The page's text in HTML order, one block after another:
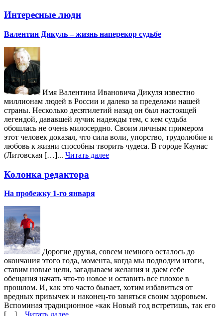
Интересные люди
Валентин Дикуль – жизнь наперекор судьбе
Имя Валентина Ивановича Дикуля известно
миллионам людей в России и далеко за пределами нашей
страны. Несколько десятилетий назад он был настоящей
легендой, дававшей лучик надежды тем, с кем судьба
обошлась не очень милосердно. Своим личным примером
этот человек доказал, что сила воли, упорство, трудолюбие и
любовь к жизни способны творить чудеса. В городе Каунас
(Литовская […]... Читать далее
Колонка редактора
На пробежку 1-го января
Дорогие друзья, совсем немного осталось до
окончания этого года, момента, когда мы подводим итоги,
ставим новые цели, загадываем желания и даем себе
обещания начать что-то новое и оставить все плохое в
прошлом. И, как это часто бывает, хотим избавиться от
вредных привычек и наконец-то заняться своим здоровьем.
Вспоминая традиционное «как Новый год встретишь, так его